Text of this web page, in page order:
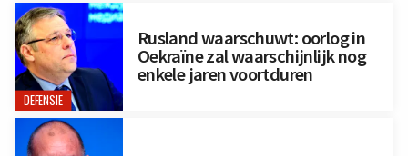
DEFENSIE
Rusland waarschuwt: oorlog in
Oekraïne zal waarschijnlijk nog
enkele jaren voortduren